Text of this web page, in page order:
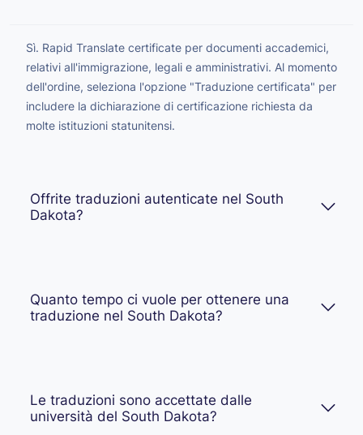
Sì. Rapid Translate certificate per documenti accademici,
relativi all'immigrazione, legali e amministrativi. Al momento
dell'ordine, seleziona l'opzione "Traduzione certificata" per
includere la dichiarazione di certificazione richiesta da
molte istituzioni statunitensi.
Offrite traduzioni autenticate nel South
Dakota?
Quanto tempo ci vuole per ottenere una
traduzione nel South Dakota?
Le traduzioni sono accettate dalle
università del South Dakota?